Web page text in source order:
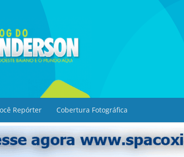
Repórter Cobertura Fotográfica